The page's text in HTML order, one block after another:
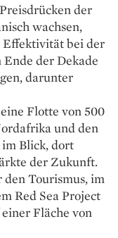
der
wachsen,
Effektivität bei der
Ende der Dekade
darunter
Flotte von 500
und den
Blick, dort
der Zukunft.
Tourismus, im
Red Sea Project
Fläche von